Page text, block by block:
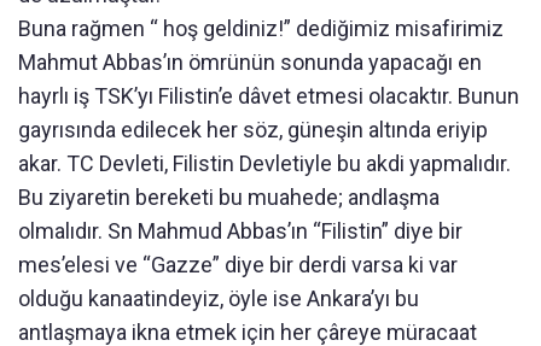
Buna rağmen “ hoş geldiniz!” dediğimiz misafirimiz
Mahmut Abbas’ın ömrünün sonunda yapacağı en
hayrlı iş TSK’yı Filistin’e dâvet etmesi olacaktır. Bunun
gayrısında edilecek her söz, güneşin altında eriyip
akar. TC Devleti, Filistin Devletiyle bu akdi yapmalıdır.
Bu ziyaretin bereketi bu muahede; andlaşma
olmalıdır. Sn Mahmud Abbas’ın “Filistin” diye bir
mes’elesi ve “Gazze” diye bir derdi varsa ki var
olduğu kanaatindeyiz, öyle ise Ankara’yı bu
antlaşmaya ikna etmek için her çâreye müracaat